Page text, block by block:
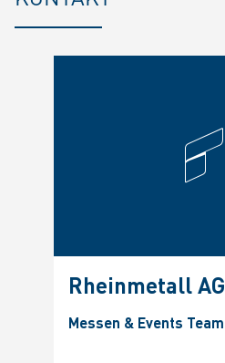
Rheinmetall AG
Messen & Events Team